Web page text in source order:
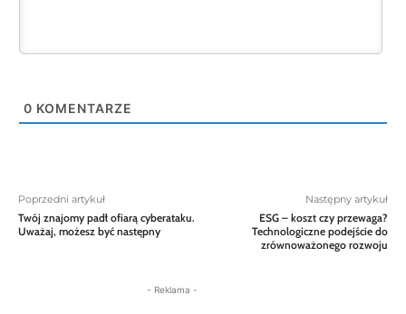
0 KOMENTARZE
Poprzedni artykuł
Twój znajomy padł ofiarą cyberataku.
Uważaj, możesz być następny
Następny artykuł
ESG – koszt czy przewaga?
Technologiczne podejście do
zrównoważonego rozwoju
- Reklama -